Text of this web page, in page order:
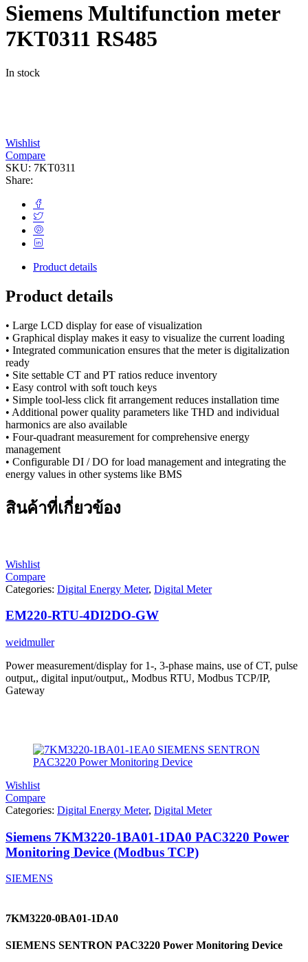
Siemens Multifunction meter
7KT0311 RS485
In stock
Wishlist
Compare
SKU: 7KT0311
Share:
Product details
Product details
• Large LCD display for ease of visualization
• Graphical display makes it easy to visualize the current loading
• Integrated communication ensures that the meter is digitalization
ready
• Site settable CT and PT ratios reduce inventory
• Easy control with soft touch keys
• Simple tool-less click fit arrangement reduces installation time
• Additional power quality parameters like THD and individual
harmonics are also available
• Four-quadrant measurement for comprehensive energy
management
• Configurable DI / DO for load management and integrating the
energy values in other systems like BMS
สินค้าที่เกี่ยวข้อง
Wishlist
Compare
Categories: Digital Energy Meter, Digital Meter
EM220-RTU-4DI2DO-GW
weidmuller
Power measurement/display for 1-, 3-phase mains, use of CT, pulse
output,, digital input/output,, Modbus RTU, Modbus TCP/IP,
Gateway
Wishlist
Compare
Categories: Digital Energy Meter, Digital Meter
Siemens 7KM3220-1BA01-1DA0 PAC3220 Power
Monitoring Device (Modbus TCP)
SIEMENS
7KM3220-0BA01-1DA0
SIEMENS SENTRON PAC3220 Power Monitoring Device